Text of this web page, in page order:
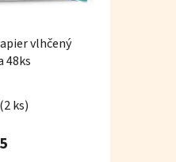
vlhčený
48ks
(2 ks)